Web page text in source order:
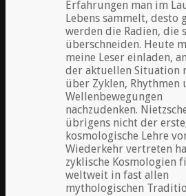
Erfahrungen man im
Lebens sammelt, desto
werden die Radien, die
überschneiden. Heute
meine Leser einladen,
der aktuellen Situation
über Zyklen, Rhythmen
Wellenbewegungen
nachzudenken.
übrigens nicht der
kosmologische Lehre
Wiederkehr vertreten
zyklische Kosmologien
weltweit in fast allen
mythologischen